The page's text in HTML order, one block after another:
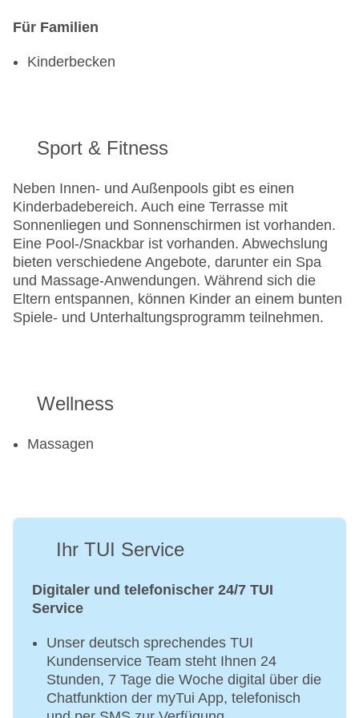
Für Familien
Kinderbecken
Sport & Fitness
Neben Innen- und Außenpools gibt es einen
Kinderbadebereich. Auch eine Terrasse mit
Sonnenliegen und Sonnenschirmen ist vorhanden.
Eine Pool-/Snackbar ist vorhanden. Abwechslung
bieten verschiedene Angebote, darunter ein Spa
und Massage-Anwendungen. Während sich die
Eltern entspannen, können Kinder an einem bunten
Spiele- und Unterhaltungsprogramm teilnehmen.
Wellness
Massagen
Ihr TUI Service
Digitaler und telefonischer 24/7 TUI
Service
Unser deutsch sprechendes TUI
Kundenservice Team steht Ihnen 24
Stunden, 7 Tage die Woche digital über die
Chatfunktion der myTui App, telefonisch